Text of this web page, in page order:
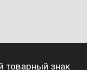
товарный знак